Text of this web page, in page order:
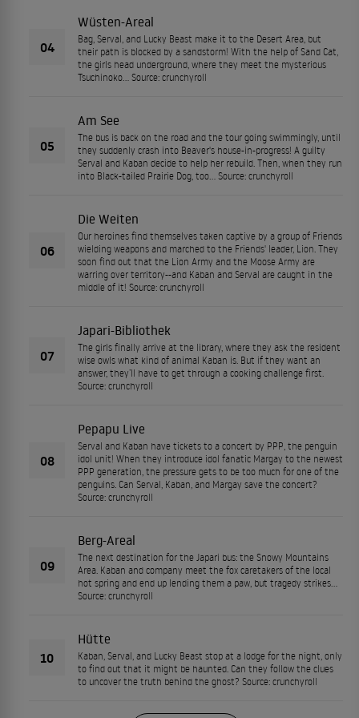
04
Wüsten-Areal
Bag, Serval, and Lucky Beast make it to the Desert Area, but
their path is blocked by a sandstorm! With the help of Sand Cat,
the girls head underground, where they meet the mysterious
Tsuchinoko... Source: crunchyroll
05
Am See
The bus is back on the road and the tour going swimmingly, until
they suddenly crash into Beaver's house-in-progress! A guilty
Serval and Kaban decide to help her rebuild. Then, when they run
into Black-tailed Prairie Dog, too... Source: crunchyroll
06
Die Weiten
Our heroines find themselves taken captive by a group of Friends
wielding weapons and marched to the Friends' leader, Lion. They
soon find out that the Lion Army and the Moose Army are
warring over territory--and Kaban and Serval are caught in the
middle of it! Source: crunchyroll
07
Japari-Bibliothek
The girls finally arrive at the library, where they ask the resident
wise owls what kind of animal Kaban is. But if they want an
answer, they’ll have to get through a cooking challenge first.
Source: crunchyroll
08
Pepapu Live
Serval and Kaban have tickets to a concert by PPP, the penguin
idol unit! When they introduce idol fanatic Margay to the newest
PPP generation, the pressure gets to be too much for one of the
penguins. Can Serval, Kaban, and Margay save the concert?
Source: crunchyroll
09
Berg-Areal
The next destination for the Japari bus: the Snowy Mountains
Area. Kaban and company meet the fox caretakers of the local
hot spring and end up lending them a paw, but tragedy strikes...
Source: crunchyroll
10
Hütte
Kaban, Serval, and Lucky Beast stop at a lodge for the night, only
to find out that it might be haunted. Can they follow the clues
to uncover the truth behind the ghost? Source: crunchyroll